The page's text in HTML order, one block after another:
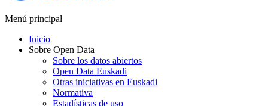
Menú principal
Inicio
Sobre Open Data
Sobre los datos abiertos
Open Data Euskadi
Otras iniciativas en Euskadi
Normativa
Estadísticas de uso